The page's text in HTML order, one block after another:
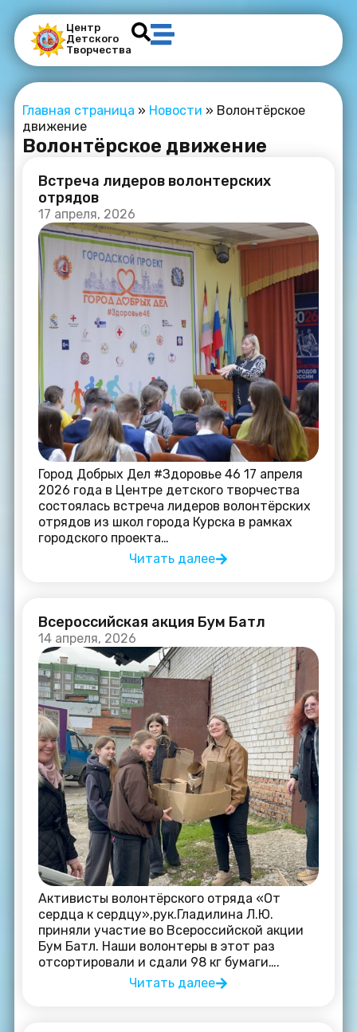
Центр
Детского
Творчества
Главная страница » Новости » Волонтёрское
движение
Волонтёрское движение
Встреча лидеров волонтерских
отрядов
17 апреля, 2026
Город Добрых Дел #Здоровье 46 17 апреля
2026 года в Центре детского творчества
состоялась встреча лидеров волонтёрских
отрядов из школ города Курска в рамках
городского проекта…
Читать далее
Всероссийская акция Бум Батл
14 апреля, 2026
Активисты волонтёрского отряда «От
сердца к сердцу»,рук.Гладилина Л.Ю.
приняли участие во Всероссийской акции
Бум Батл. Наши волонтеры в этот раз
отсортировали и сдали 98 кг бумаги….
Читать далее